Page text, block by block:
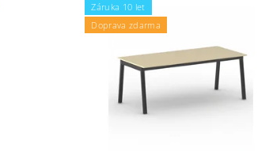
Záruka 10 let
Doprava zdarma